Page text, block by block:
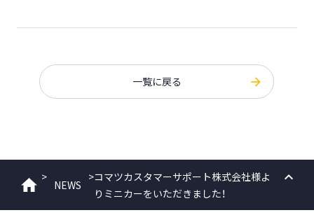
一覧に戻る
ホーム
>
NEWS
>コマツカスタマーサポート株式会社様よ
りミニカーをいただきました！